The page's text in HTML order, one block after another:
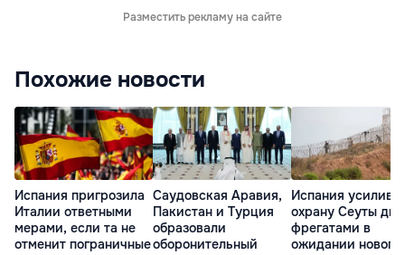
Разместить рекламу на сайте
Похожие новости
Испания пригрозила
Италии ответными
мерами, если та не
отменит пограничные
Саудовская Аравия,
Пакистан и Турция
образовали
оборонительный
Испания
охрану Сеуты
фрегатами в
ожидании нового